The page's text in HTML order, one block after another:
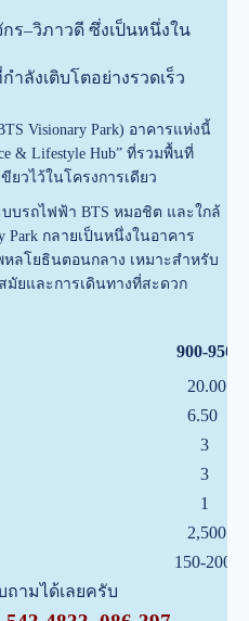
ร–วิภาวดี ซึ่งเป็นหนึ่งใน
ำลังเติบโตอย่างรวดเร็ว
Visionary Park) อาคารแห่งนี้
& Lifestyle Hub” ที่รวมพื้นที่
วไว้ในโครงการเดียว
บรถไฟฟ้า BTS หมอชิต และใกล้
Park กลายเป็นหนึ่งในอาคาร
ลโยธินตอนกลาง เหมาะสำหรับ
มัยและการเดินทางที่สะดวก
900-950
20.00
6.50
3
3
1
2,500
150-200
ามได้เลยครับ